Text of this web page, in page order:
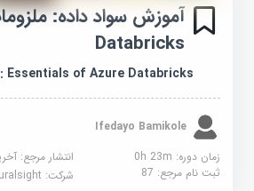
Databricks
Essentials of Azure Databricks
Ifedayo Bamikole
زمان دوره: 0h 23m
انتشار مرجع:
ثبت نام مرجع:87 شرکت:Pluralsight (پلورال سایت)